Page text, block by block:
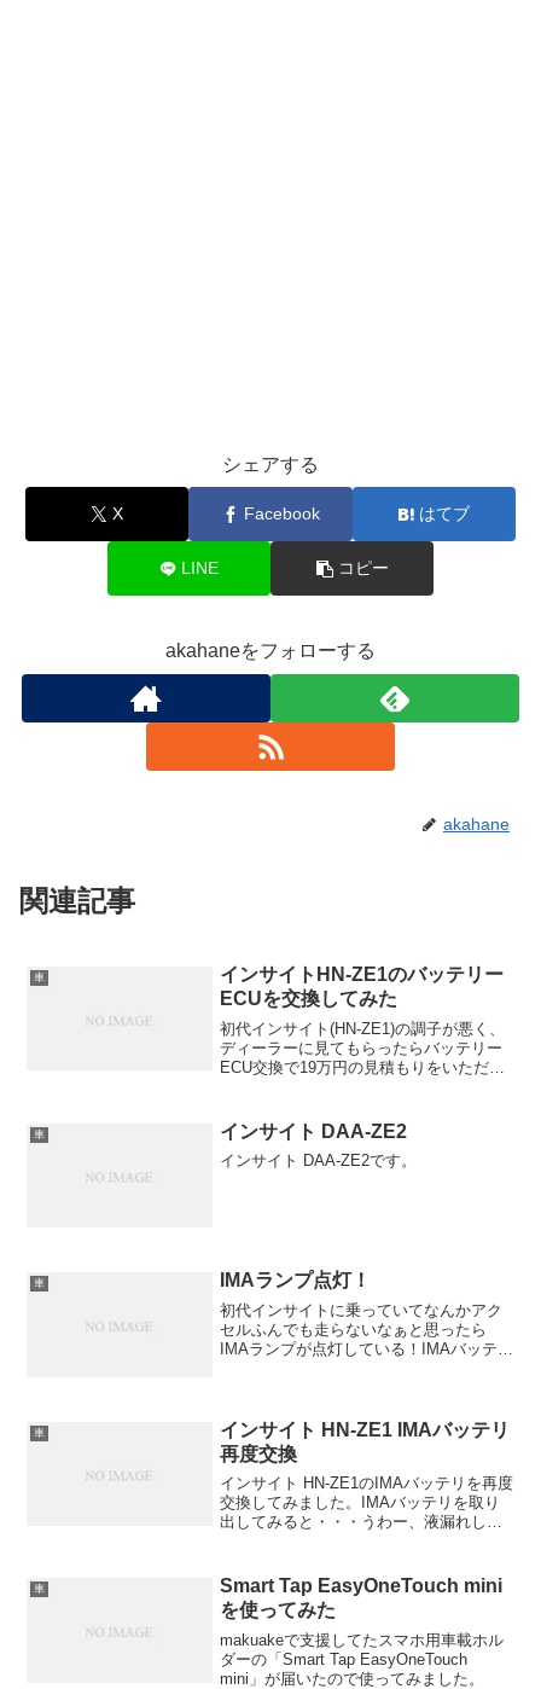
シェアする
X Facebook はてブ
LINE コピー
akahaneをフォローする
akahane
関連記事
車
インサイトHN-ZE1のバッテリー
ECUを交換してみた
初代インサイト(HN-ZE1)の調子が悪く、
ディーラーに見てもらったらバッテリー
ECU交換で19万円の見積もりをいただき
で交換してみました。
車 インサイト DAA-ZE2
インサイト DAA-ZE2です。
車 IMAランプ点灯！
初代インサイトに乗っていてなんかアク
セルふんでも走らないなぁと思ったら
IMAランプが点灯している！IMAバッテリ
車
インサイト HN-ZE1 IMAバッテリ
再度交換
インサイト HN-ZE1のIMAバッテリを再度
交換してみました。IMAバッテリを取り
出してみると・・・うわー、液漏れして
車
Smart Tap EasyOneTouch mini
を使ってみた
makuakeで支援してたスマホ用車載ホル
ダーの「Smart Tap EasyOneTouch
mini」が届いたので使ってみました。